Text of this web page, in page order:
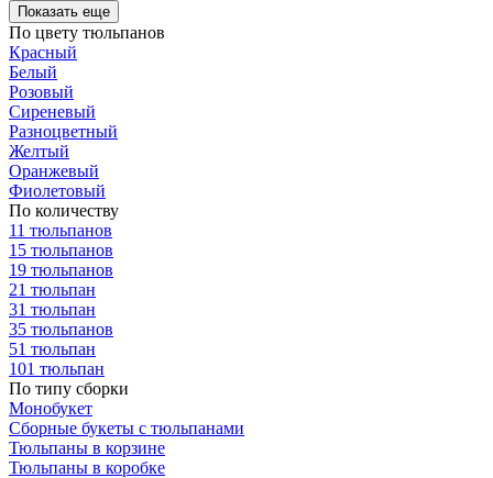
Показать еще
По цвету тюльпанов
Красный
Белый
Розовый
Сиреневый
Разноцветный
Желтый
Оранжевый
Фиолетовый
По количеству
11 тюльпанов
15 тюльпанов
19 тюльпанов
21 тюльпан
31 тюльпан
35 тюльпанов
51 тюльпан
101 тюльпан
По типу сборки
Монобукет
Сборные букеты с тюльпанами
Тюльпаны в корзине
Тюльпаны в коробке